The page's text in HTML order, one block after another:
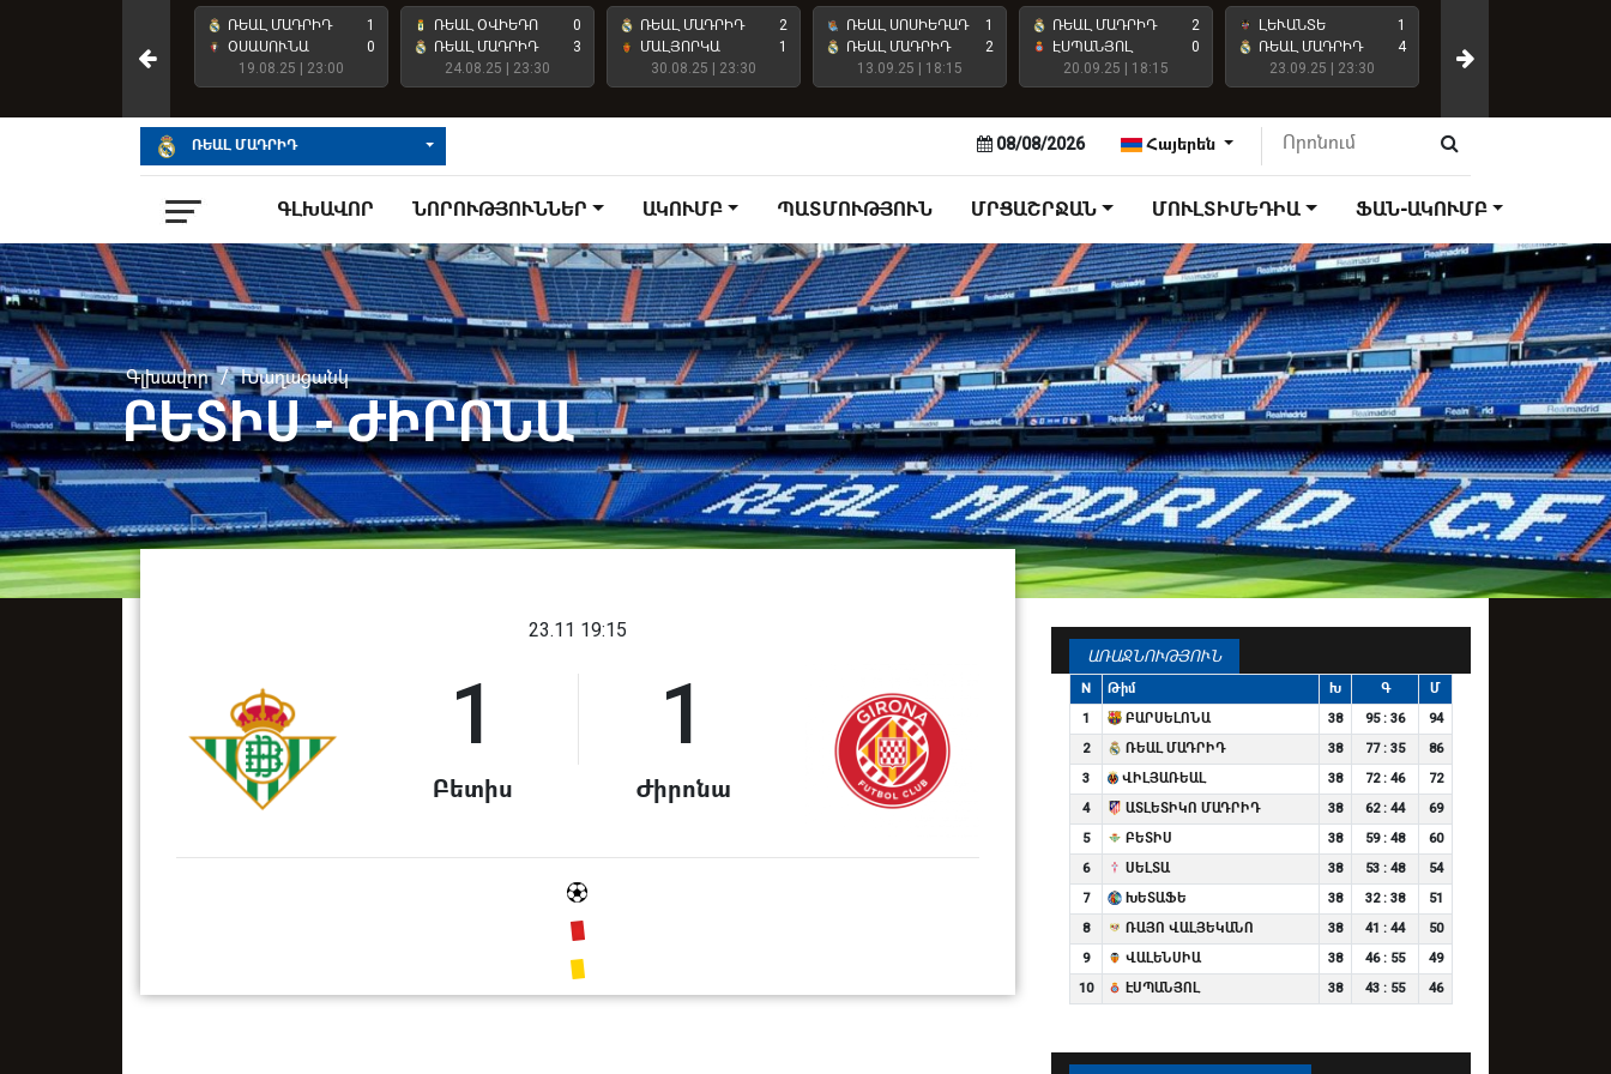
ԱՏԼԵՏԻԿ ԲԻԼԲԱՈ
ՌԵԱԼ ՄԱԴՐԻԴ
1
ՕՍԱՍՈՒՆԱ
0
19.08.25 | 23:00
ՌԵԱԼ ՕՎԻԵԴՈ
0
ՌԵԱԼ ՄԱԴՐԻԴ
3
24.08.25 | 23:30
ՌԵԱԼ ՄԱԴՐԻԴ
2
ՄԱԼՅՈՐԿԱ
1
30.08.25 | 23:30
ՌԵԱԼ ՍՈՍԻԵԴԱԴ
1
ՌԵԱԼ ՄԱԴՐԻԴ
2
13.09.25 | 18:15
ՌԵԱԼ ՄԱԴՐԻԴ
2
ԷՍՊԱՆՅՈԼ
0
20.09.25 | 18:15
ԼԵՒԱՆՏԵ
1
ՌԵԱԼ ՄԱԴՐԻԴ
4
23.09.25 | 23:30
ՌԵԱԼ ՄԱԴՐԻԴ
ՌԵԱԼ ՄԱԴՐԻԴ Հայերեն
08/08/2026
ԳԼԽԱՎՈՐ ՆՈՐՈՒԹՅՈՒՆՆԵՐ ԱԿՈՒՄԲ ՊԱՏՄՈՒԹՅՈՒՆ ՄՐՑԱՇՐՋԱՆ ՄՈՒԼՏԻՄԵԴԻԱ ՖԱՆ-ԱԿՈՒՄԲ
Գլխավոր / Խաղացանկ
ԲԵՏԻՍ - ԺԻՐՈՆԱ
23.11 19:15
1
Բետիս
1
Ժիրոնա
ԱՌԱՋՆՈՒԹՅՈՒՆ
N Թիմ Խ Գ
Մ
1
ԲԱՐՍԵԼՈՆԱ 38 95 : 36
94
2
ՌԵԱԼ ՄԱԴՐԻԴ 38 77 : 35
86
3
ՎԻԼՅԱՌԵԱԼ 38 72 : 46
72
4
ԱՏԼԵՏԻԿՈ ՄԱԴՐԻԴ 38 62 : 44
69
5
ԲԵՏԻՍ 38 59 : 48
60
6
ՍԵԼՏԱ 38 53 : 48
54
7
ԽԵՏԱՖԵ 38 32 : 38
51
8
ՌԱՅՈ ՎԱԼՅԵԿԱՆՈ 38 41 : 44
50
9
ՎԱԼԵՆՍԻԱ 38 46 : 55
49
10
ԷՍՊԱՆՅՈԼ 38 43 : 55 46